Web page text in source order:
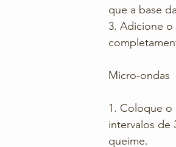
que a base
3. Adicione
Micro-ondas
1. Coloque o
intervalos de
queime.